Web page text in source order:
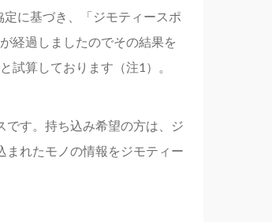
に基づき、「ジモティースポ
経過しましたのでその結果を
試算しております（注1）。
です。持ち込み希望の方は、ジ
まれたモノの情報をジモティー